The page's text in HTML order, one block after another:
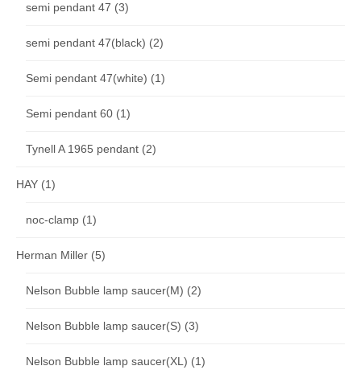
semi pendant 47 (3)
semi pendant 47(black) (2)
Semi pendant 47(white) (1)
Semi pendant 60 (1)
Tynell A 1965 pendant (2)
HAY (1)
noc-clamp (1)
Herman Miller (5)
Nelson Bubble lamp saucer(M) (2)
Nelson Bubble lamp saucer(S) (3)
Nelson Bubble lamp saucer(XL) (1)